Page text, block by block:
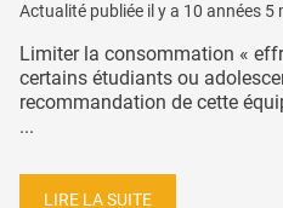
Actualité publiée il y a 10 années 5
Limiter la consommation «
certains étudiants ou
recommandation de cette
...
LIRE LA SUITE